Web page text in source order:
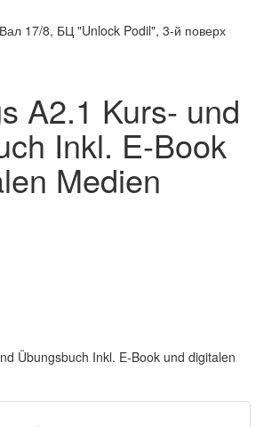
17/8, БЦ "Unlock Podil", 3-й поверх
A2.1 Kurs- und
Inkl. E-Book
Medien
Übungsbuch Inkl. E-Book und digitalen